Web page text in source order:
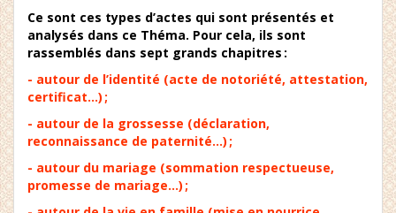
Ce sont ces types d’actes qui sont présentés et
analysés dans ce Théma. Pour cela, ils sont
rassemblés dans sept grands chapitres :
- autour de l’identité (acte de notoriété, attestation,
certificat…) ;
- autour de la grossesse (déclaration,
reconnaissance de paternité…) ;
- autour du mariage (sommation respectueuse,
promesse de mariage…) ;